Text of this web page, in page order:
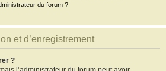
du forum ?
et d’enregistrement
?